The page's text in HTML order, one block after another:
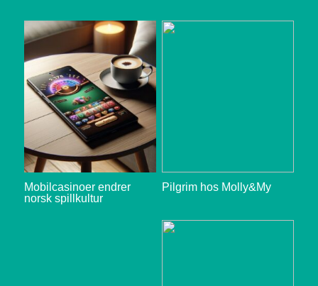
Mobilcasinoer endrer
norsk spillkultur
Pilgrim hos Molly&My